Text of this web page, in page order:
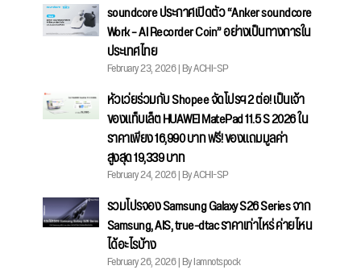
soundcore ประกาศเปิดตัว “Anker soundcore
Work – AI Recorder Coin” อย่างเป็นทางการใน
ประเทศไทย
February 23, 2026 | By ACHI-SP
หัวเว่ยร่วมกับ Shopee จัดโปรฯ 2 ต่อ! เป็นเจ้า
ของแท็บเล็ต HUAWEI MatePad 11.5 S 2026 ใน
ราคาเพียง 16,990 บาท ฟรี! ของแถมมูลค่า
สูงสุด 19,339 บาท
February 24, 2026 | By ACHI-SP
รวมโปรจอง Samsung Galaxy S26 Series จาก
Samsung, AIS, true-dtac ราคาเท่าไหร่ ค่ายไหน
ได้อะไรบ้าง
February 26, 2026 | By Iamnotspock